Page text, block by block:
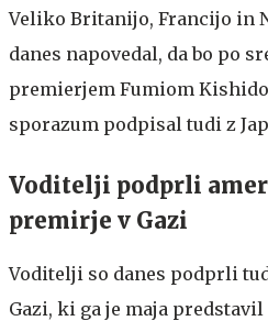
Veliko Britanijo, Francijo in
danes napovedal, da bo po
premierjem Fumiom
sporazum podpisal tudi z
Voditelji podprli
premirje v Gazi
Voditelji so danes podprli
Gazi, ki ga je maja